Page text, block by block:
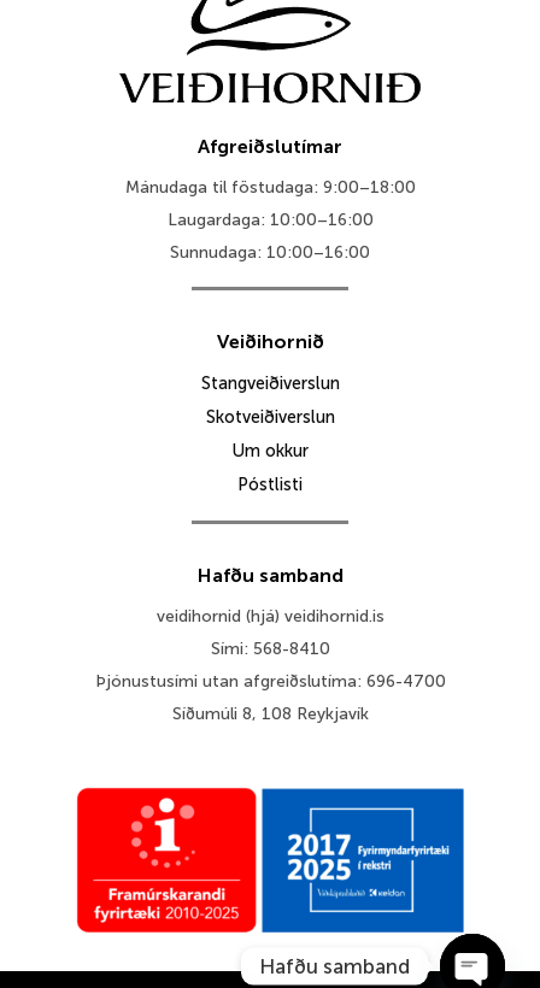
Afgreiðslutímar
Mánudaga til föstudaga: 9:00–18:00
Laugardaga: 10:00–16:00
Sunnudaga: 10:00–16:00
Veiðihornið
Stangveiðiverslun
Skotveiðiverslun
Um okkur
Póstlisti
Hafðu samband
veidihornid (hjá) veidihornid.is
Sími: 568-8410
Þjónustusími utan afgreiðslutíma: 696-4700
Síðumúli 8, 108 Reykjavík
Hafðu samband